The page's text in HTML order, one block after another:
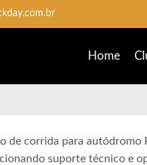
Home
de corrida para
suporte técnico e